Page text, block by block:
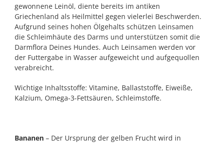
gewonnene Leinöl, diente bereits im antiken
Griechenland als Heilmittel gegen vielerlei Beschwerden.
Aufgrund seines hohen Ölgehalts schützen Leinsamen
die Schleimhäute des Darms und unterstützen somit die
Darmflora Deines Hundes. Auch Leinsamen werden vor
der Futtergabe in Wasser aufgeweicht und aufgequollen
verabreicht.
Wichtige Inhaltsstoffe: Vitamine, Ballaststoffe, Eiweiße,
Kalzium, Omega-3-Fettsäuren, Schleimstoffe.
Bananen – Der Ursprung der gelben Frucht wird in